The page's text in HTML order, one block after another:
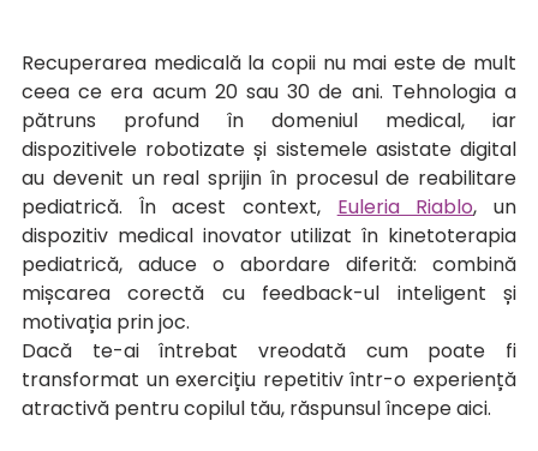
Recuperarea medicală la copii nu mai este de mult
ceea ce era acum 20 sau 30 de ani. Tehnologia a
pătruns profund în domeniul medical, iar
dispozitivele robotizate și sistemele asistate digital
au devenit un real sprijin în procesul de reabilitare
pediatrică. În acest context, Euleria Riablo, un
dispozitiv medical inovator utilizat în kinetoterapia
pediatrică, aduce o abordare diferită: combină
mișcarea corectă cu feedback-ul inteligent și
motivația prin joc.
Dacă te-ai întrebat vreodată cum poate fi
transformat un exercițiu repetitiv într-o experiență
atractivă pentru copilul tău, răspunsul începe aici.